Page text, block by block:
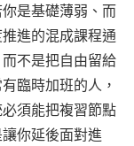
是基礎薄弱、而
進的混成課程通
不是把自由留給
臨時加班的人，
須能把複習節點
你延後面對進